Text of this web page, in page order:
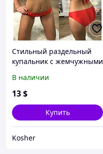
Стильный раздельный
купальник с жемчужными
плавках
В наличии
13$
Купить
Kosher